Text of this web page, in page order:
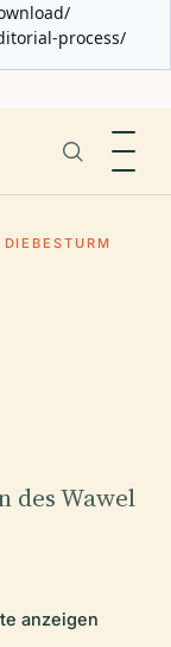
process/
DIEBESTURM
des Wawel
anzeigen